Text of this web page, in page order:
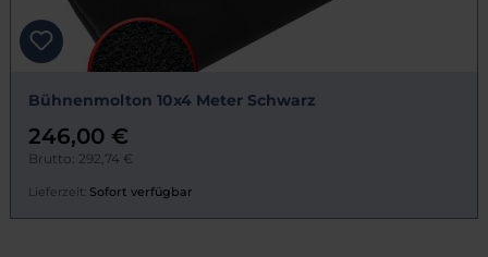
Bühnenmolton 10x4 Meter Schwarz
246,00 €
Brutto: 292,74 €
Lieferzeit: Sofort verfügbar